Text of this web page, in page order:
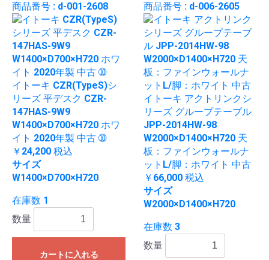
商品番号 : d-001-2608
イトーキ CZR(TypeS)シ
リーズ 平デスク CZR-
147HAS-9W9
W1400×D700×H720 ホワ
イト 2020年製 中古 ➉
￥24,200 税込
サイズ
W1400×D700×H720
在庫数 1
数量
カートに入れる
商品番号 : d-006-2605
イトーキ アクトリンクシ
リーズ グループテーブル
JPP-2014HW-98
W2000×D1400×H720 天
板：ファインウォールナ
ットL/脚：ホワイト 中古
￥66,000 税込
サイズ
W2000×D1400×H720
在庫数 3
数量